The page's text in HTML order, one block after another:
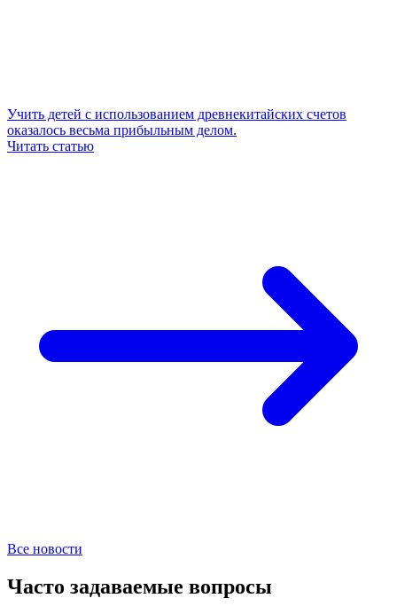
Учить детей с использованием древнекитайских счетов
оказалось весьма прибыльным делом.
Читать статью
Все новости
Часто задаваемые вопросы